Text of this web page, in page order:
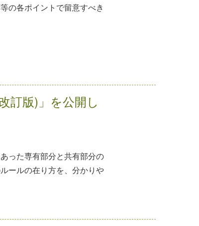
の各ポイントで留意すべき
訂版)」を公開し
った専有部分と共有部分の
ールの在り方を、分かりや